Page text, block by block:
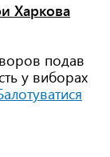
Харкова
подав
у виборах